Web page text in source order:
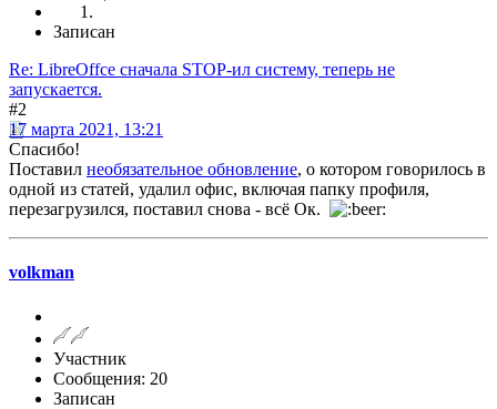
Записан
Re: LibreOffce сначала STOP-ил систему, теперь не
запускается.
#2
17 марта 2021, 13:21
Спасибо!
Поставил необязательное обновление, о котором говорилось в
одной из статей, удалил офис, включая папку профиля,
перезагрузился, поставил снова - всё Ок.
volkman
Участник
Сообщения: 20
Записан